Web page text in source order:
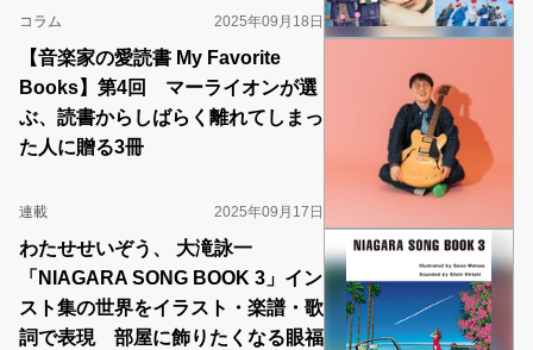
コラム 2025年09月18日
【音楽家の愛読書 My Favorite
Books】第4回 マーライオンが選
ぶ、読書からしばらく離れてしまっ
た人に贈る3冊
連載 2025年09月17日
わたせせいぞう、 大滝詠一
「NIAGARA SONG BOOK 3」イン
スト集の世界をイラスト・楽譜・歌
詞で表現 部屋に飾りたくなる眼福